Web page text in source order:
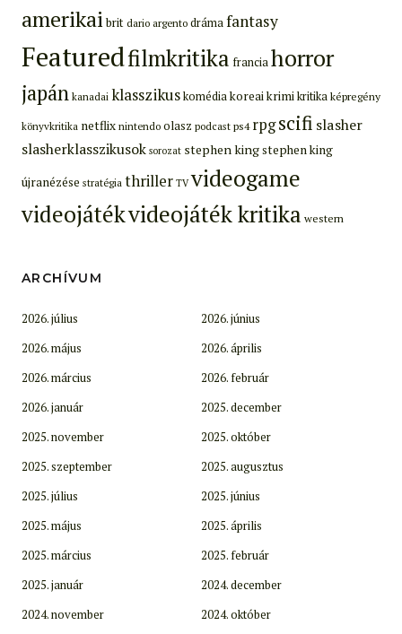
amerikaibrit dario argento drámafantasy
Featuredfilmkritika franciahorror
japán kanadai klasszikuskomédiakoreaikrimikritikaképregény
könyvkritika netflix nintendo olasz podcast ps4 rpgscifi slasher
slasherklasszikusok sorozat stephen kingstephen king
újranézése stratégia thriller TV videogame
videojátékvideojáték kritika western
ARCHÍVUM
2026. július
2026. június
2026. május
2026. április
2026. március
2026. február
2026. január
2025. december
2025. november
2025. október
2025. szeptember
2025. augusztus
2025. július
2025. június
2025. május
2025. április
2025. március
2025. február
2025. január
2024. december
2024. november
2024. október